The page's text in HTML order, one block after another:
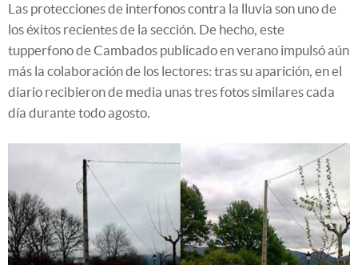
Las protecciones de interfonos contra la lluvia son uno de
los éxitos recientes de la sección. De hecho, este
tupperfono de Cambados publicado en verano impulsó aún
más la colaboración de los lectores: tras su aparición, en el
diario recibieron de media unas tres fotos similares cada
día durante todo agosto.